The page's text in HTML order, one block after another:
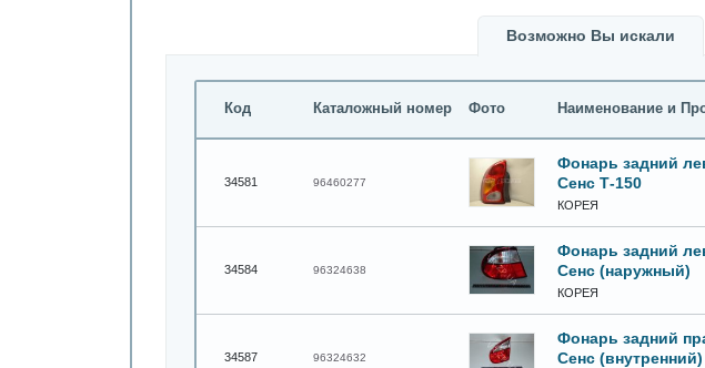
Возможно Вы искали
Код Каталожный номер Фото Наименование и
34581 96460277
Фонарь задний
Сенс Т-150
КОРЕЯ
34584 96324638
Фонарь задний
Сенс (наружный)
КОРЕЯ
34587 96324632
Фонарь задний
Сенс (внутренний)